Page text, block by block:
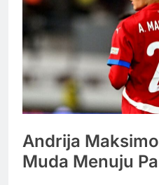
Andrija
Muda Menuju